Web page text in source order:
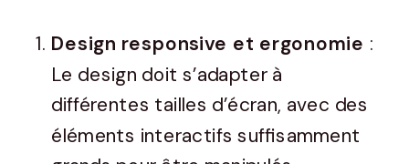
Design responsive et ergonomie :
Le design doit s’adapter à
différentes tailles d’écran, avec des
éléments interactifs suffisamment